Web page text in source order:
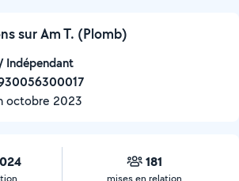
sur Am T. (Plomb)
Indépendant
octobre 2023
181
mises en relation